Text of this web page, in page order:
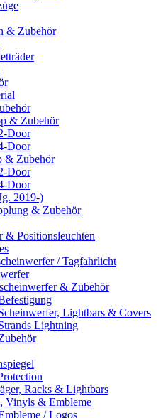
& Zubehör
& Zubehör
Door
Door
& Zubehör
Door
Door
2019-)
& Zubehör
& Positionsleuchten
/ Tagfahrlicht
& Zubehör
Lightbars & Covers
Lightning
Racks & Lightbars
Vinyls & Embleme
/ Logos